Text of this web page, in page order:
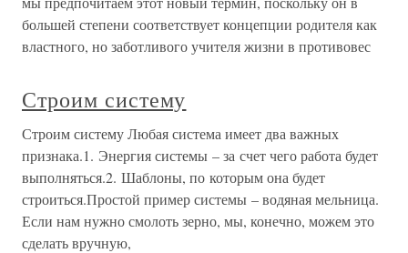
большей степени соответствует концепции родителя как
властного, но заботливого учителя жизни в противовес
Строим систему
Строим систему Любая система имеет два важных
признака.1. Энергия системы – за счет чего работа будет
выполняться.2. Шаблоны, по которым она будет
строиться.Простой пример системы – водяная мельница.
Если нам нужно смолоть зерно, мы, конечно, можем это
сделать вручную,